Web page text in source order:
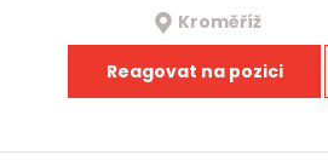
Kroměříž
Reagovat na pozici